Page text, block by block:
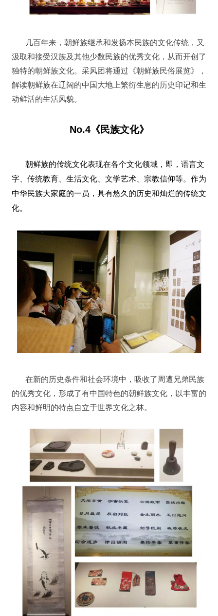
几百年来，朝鲜族继承和发扬本民族的文化传统，又
汲取和接受汉族及其他少数民族的优秀文化，从而开创了
独特的朝鲜族文化。采风团将通过《朝鲜族民俗展览》，
解读朝鲜族在辽阔的中国大地上繁衍生息的历史印记和生
动鲜活的生活风貌。
No.4《民族文化》
朝鲜族的传统文化表现在各个文化领域，即，语言文
字、传统教育、生活文化、文学艺术、宗教信仰等。作为
中华民族大家庭的一员，具有悠久的历史和灿烂的传统文
化。
在新的历史条件和社会环境中，吸收了周遭兄弟民族
的优秀文化，形成了有中国特色的朝鲜族文化，以丰富的
内容和鲜明的特点自立于世界文化之林。